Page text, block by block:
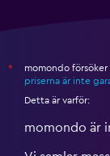
*
momondo
priserna är inte
Detta är varför:
momondo är